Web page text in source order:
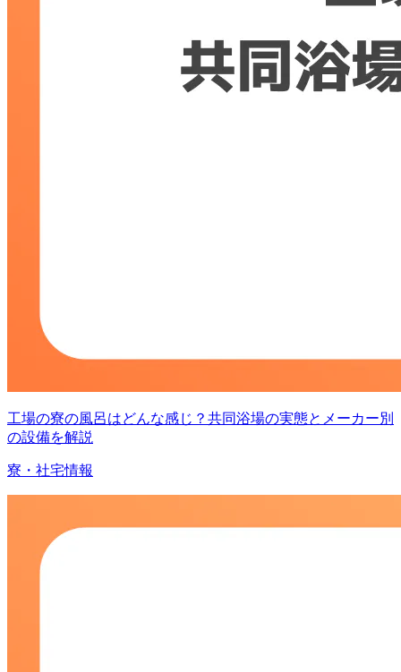
工場の寮の風呂はどんな感じ？共同浴場の実態とメーカー別
の設備を解説
寮・社宅情報